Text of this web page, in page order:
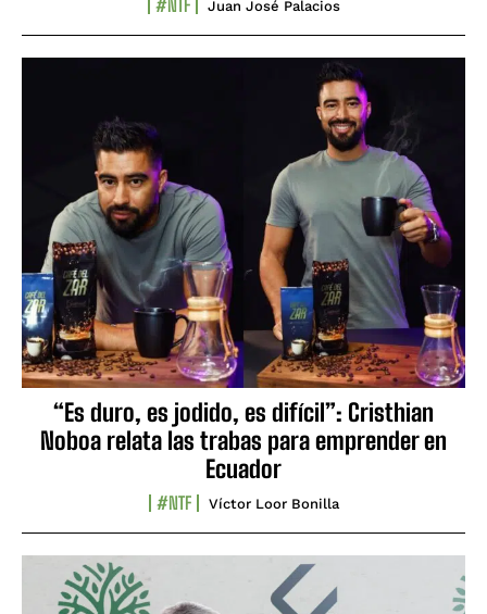
#NTF Juan José Palacios
“Es duro, es jodido, es difícil”: Cristhian
Noboa relata las trabas para emprender en
Ecuador
#NTF Víctor Loor Bonilla